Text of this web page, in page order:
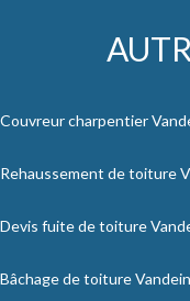
Couvreur charpentier
Rehaussement de toiture
Devis fuite de toiture
Bâchage de toiture